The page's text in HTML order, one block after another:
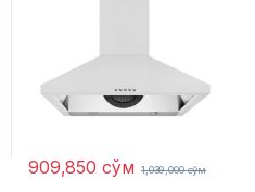
909,850 сўм 1,039,000сўм